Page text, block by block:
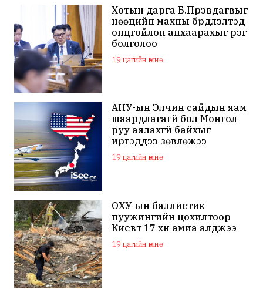
Хотын дарга Б.Пүрэвдагвыг
нөөцийн махны бүрдүүлэлтэд
онцгойлон анхаарахыг үүрэг
болголоо
19 цагийн өмнө
АНУ-ын Элчин сайдын яам
шаардлагагүй бол Монгол
руу аялахгүй байхыг
иргэддээ зөвлөжээ
19 цагийн өмнө
ОХУ-ын баллистик
пуужингийн цохилтоор
Киевт 17 хүн амиа алджээ
19 цагийн өмнө